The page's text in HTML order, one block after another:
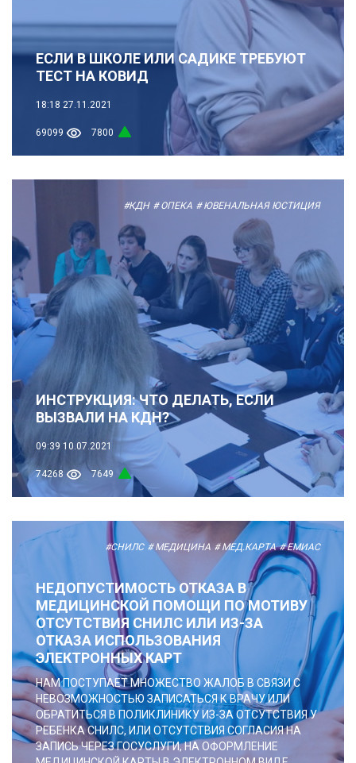
ЕСЛИ В ШКОЛЕ ИЛИ САДИКЕ ТРЕБУЮТ
ТЕСТ НА КОВИД
18:18 27.11.2021
69099 7800
#КДН # ОПЕКА # ЮВЕНАЛЬНАЯ ЮСТИЦИЯ
ИНСТРУКЦИЯ: ЧТО ДЕЛАТЬ, ЕСЛИ
ВЫЗВАЛИ НА КДН?
09:39 10.07.2021
74268 7649
#СНИЛС # МЕДИЦИНА # МЕД.КАРТА # ЕМИАС
НЕДОПУСТИМОСТЬ ОТКАЗА В
МЕДИЦИНСКОЙ ПОМОЩИ ПО МОТИВУ
ОТСУТСТВИЯ СНИЛС ИЛИ ИЗ-ЗА
ОТКАЗА ИСПОЛЬЗОВАНИЯ
ЭЛЕКТРОННЫХ КАРТ
НАМ ПОСТУПАЕТ МНОЖЕСТВО ЖАЛОБ В СВЯЗИ С
НЕВОЗМОЖНОСТЬЮ ЗАПИСАТЬСЯ К ВРАЧУ ИЛИ
ОБРАТИТЬСЯ В ПОЛИКЛИНИКУ ИЗ-ЗА ОТСУТСТВИЯ У
РЕБЕНКА СНИЛС, ИЛИ ОТСУТСТВИЯ СОГЛАСИЯ НА
ЗАПИСЬ ЧЕРЕЗ ГОСУСЛУГИ, НА ОФОРМЛЕНИЕ